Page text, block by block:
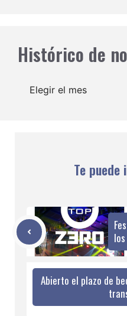
Histórico de
Archivos
Te
Abierto el plazo de